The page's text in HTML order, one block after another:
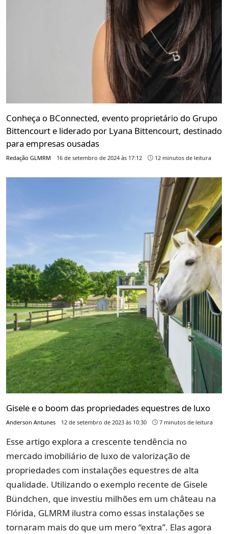
Conheça o BConnected, evento proprietário do Grupo
Bittencourt e liderado por Lyana Bittencourt, destinado
para empresas ousadas
Redação GLMRM 16 de setembro de 2024 às 17:12 12 minutos de leitura
Gisele e o boom das propriedades equestres de luxo
Anderson Antunes 12 de setembro de 2023 às 10:30 7 minutos de leitura
Esse artigo explora a crescente tendência no
mercado imobiliário de luxo de valorização de
propriedades com instalações equestres de alta
qualidade. Utilizando o exemplo recente de Gisele
Bündchen, que investiu milhões em um château na
Flórida, GLMRM ilustra como essas instalações se
tornaram mais do que um mero “extra”. Elas agora